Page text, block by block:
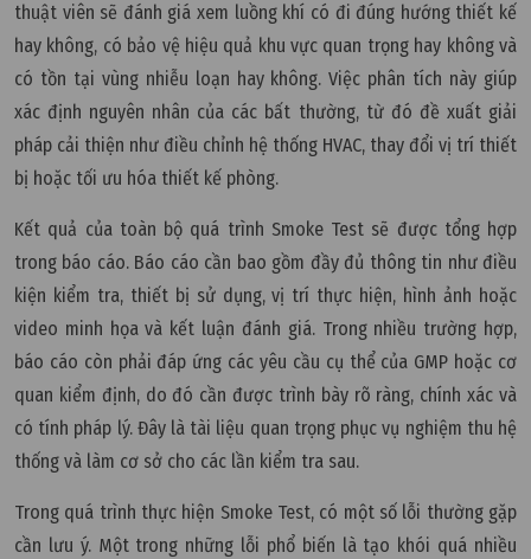
thuật viên sẽ đánh giá xem luồng khí có đi đúng hướng thiết kế
hay không, có bảo vệ hiệu quả khu vực quan trọng hay không và
có tồn tại vùng nhiễu loạn hay không. Việc phân tích này giúp
xác định nguyên nhân của các bất thường, từ đó đề xuất giải
pháp cải thiện như điều chỉnh hệ thống HVAC, thay đổi vị trí thiết
bị hoặc tối ưu hóa thiết kế phòng.
Kết quả của toàn bộ quá trình Smoke Test sẽ được tổng hợp
trong báo cáo. Báo cáo cần bao gồm đầy đủ thông tin như điều
kiện kiểm tra, thiết bị sử dụng, vị trí thực hiện, hình ảnh hoặc
video minh họa và kết luận đánh giá. Trong nhiều trường hợp,
báo cáo còn phải đáp ứng các yêu cầu cụ thể của GMP hoặc cơ
quan kiểm định, do đó cần được trình bày rõ ràng, chính xác và
có tính pháp lý. Đây là tài liệu quan trọng phục vụ nghiệm thu hệ
thống và làm cơ sở cho các lần kiểm tra sau.
Trong quá trình thực hiện Smoke Test, có một số lỗi thường gặp
cần lưu ý. Một trong những lỗi phổ biến là tạo khói quá nhiều